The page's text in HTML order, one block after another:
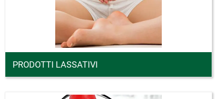
PRODOTTI LASSATIVI